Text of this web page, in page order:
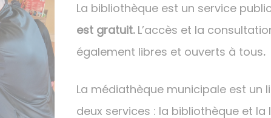
La bibliothèque est un service
est gratuit.L’accès et la
également libres et ouverts à tous.
La médiathèque municipale est
deux services : la bibliothèque et